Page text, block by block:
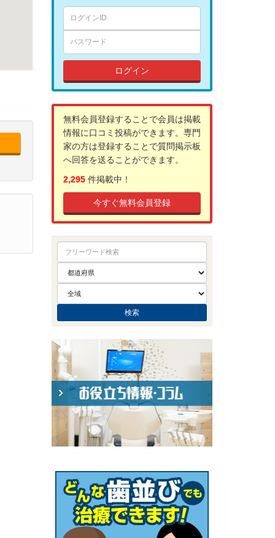
ログイン
無料会員登録することで会員は掲載
情報に口コミ投稿ができます。専門
家の方は登録することで質問掲示板
へ回答を送ることができます。
2,295件掲載中！
今すぐ無料会員登録